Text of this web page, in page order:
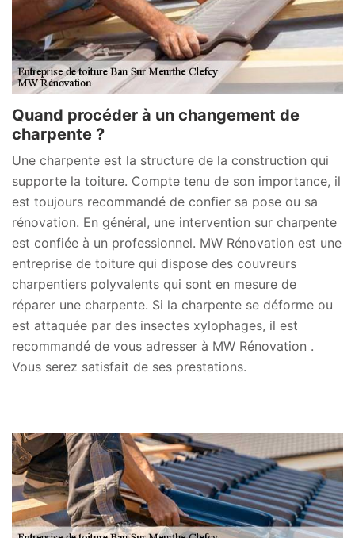
Quand procéder à un changement de
charpente ?
Une charpente est la structure de la construction qui
supporte la toiture. Compte tenu de son importance, il
est toujours recommandé de confier sa pose ou sa
rénovation. En général, une intervention sur charpente
est confiée à un professionnel. MW Rénovation est une
entreprise de toiture qui dispose des couvreurs
charpentiers polyvalents qui sont en mesure de
réparer une charpente. Si la charpente se déforme ou
est attaquée par des insectes xylophages, il est
recommandé de vous adresser à MW Rénovation .
Vous serez satisfait de ses prestations.